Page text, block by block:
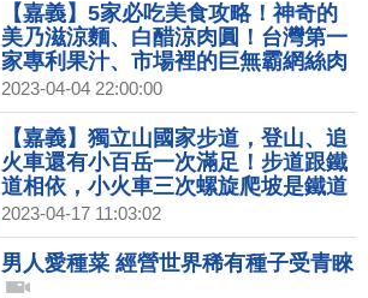
【嘉義】5家必吃美食攻略！神奇的
美乃滋涼麵、白醋涼肉圓！台灣第一
家專利果汁、市場裡的巨無霸網絲肉
捲、古早味錦魯麵、超人氣煎餅；只
有嘉義才能找到的限定小吃、老店經
典、排隊美食一次蒐集～｜1000步的
繽紛台灣(436)預告
2023-04-04 22:00:00
【嘉義】獨立山國家步道，登山、追
火車還有小百岳一次滿足！步道跟鐵
道相依，小火車三次螺旋爬坡是鐵道
迷必看！奉天岩是山友的秘密基地，
還有良心商店；邊爬山邊吃美食是一
定要的！愛玉DIY超有趣～｜1000步
的繽紛台灣(437)預告
2023-04-17 11:03:02
男人愛種菜 經營世界稀有種子受青睞